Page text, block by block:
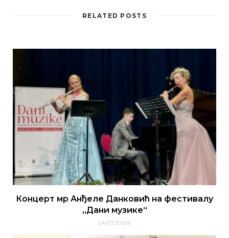
RELATED POSTS
Концерт мр Анђеле Данковић на фестивалу
„Дани музике“
24/07/2026